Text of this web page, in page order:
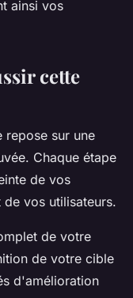
ainsi vos
cette
repose sur une
Chaque étape
de vos
vos utilisateurs.
de votre
de votre cible
d'amélioration